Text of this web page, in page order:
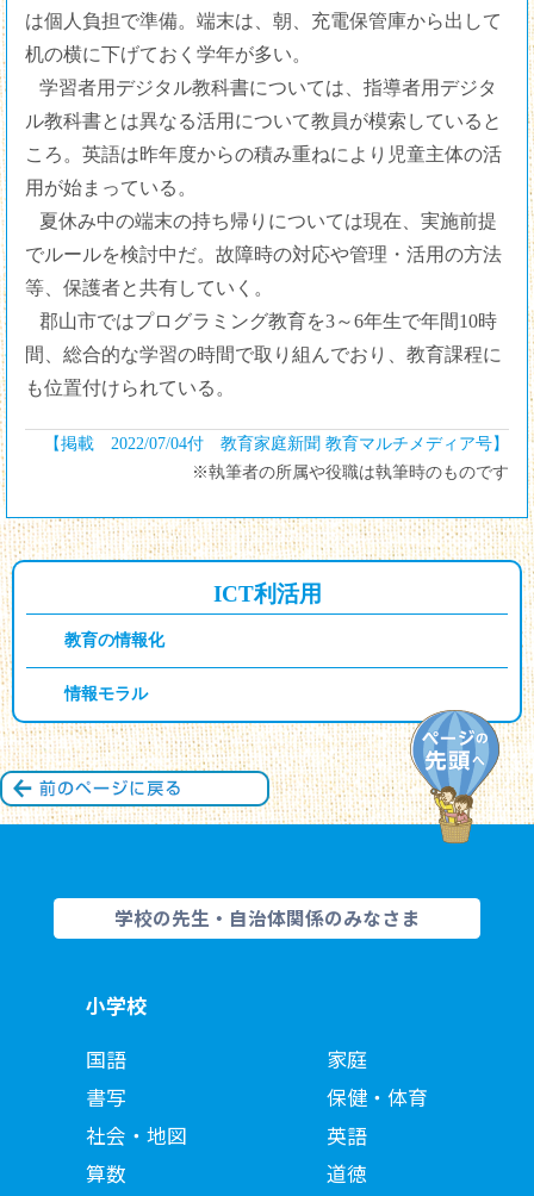
は個人負担で準備。端末は、朝、充電保管庫から出して
机の横に下げておく学年が多い。
学習者用デジタル教科書については、指導者用デジタ
ル教科書とは異なる活用について教員が模索していると
ころ。英語は昨年度からの積み重ねにより児童主体の活
用が始まっている。
夏休み中の端末の持ち帰りについては現在、実施前提
でルールを検討中だ。故障時の対応や管理・活用の方法
等、保護者と共有していく。
郡山市ではプログラミング教育を3～6年生で年間10時
間、総合的な学習の時間で取り組んでおり、教育課程に
も位置付けられている。
【掲載 2022/07/04付 教育家庭新聞 教育マルチメディア号】
※執筆者の所属や役職は執筆時のものです
ICT利活用
教育の情報化
情報モラル
学校の先生・自治体関係のみなさま
小学校
国語
書写
社会・地図
算数
家庭
保健・体育
英語
道徳